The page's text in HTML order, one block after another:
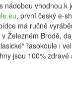
nádobou vhodnou k
, první český e-
má ručně
Železném Brodě,
řasokoule i
jsou 100%